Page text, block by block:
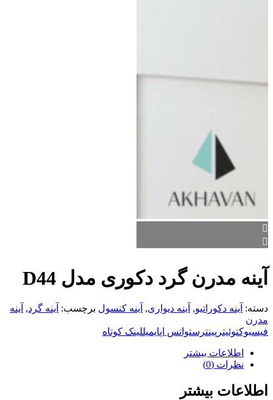
آینه مدرن گرد دکوری مدل D44
دسته: آینه دکوراتیو, آینه دیواری, آینه کنسول برچسب: آینه گرد, آینه
مدرن
فیسبوکتوئیتر پینترستواتس اپایمیللینک کوتاه
اطلاعات بیشتر
نظرات (0)
اطلاعات بیشتر